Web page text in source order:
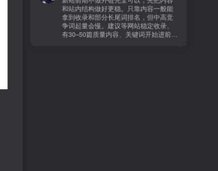
乎没有内链（孤立页）、内容与站内已
有页面高度相似、canonical 指向了别的
URL、同一主题短时间发布太多相似文
章。 这种情况下，Google 已经抓取，但
判断“当前不值得进入索引”。 3) 最有效
和站内结构做好更稳。只靠内容一般能
拿到收录和部分长尾词排名，但中高竞
争词起量会慢。建议等网站稳定收录、
有30–50篇质量内容、关键词开始进前